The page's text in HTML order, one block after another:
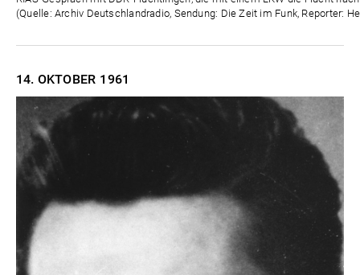
(Quelle: Archiv Deutschlandradio, Sendung: Die Zeit im Funk, Reporter:
14. OKTOBER 1961